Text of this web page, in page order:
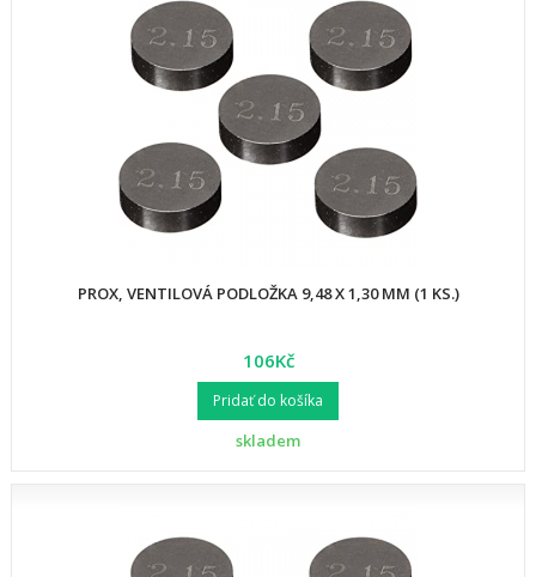
PROX, VENTILOVÁ PODLOŽKA 9,48 X 1,30 MM (1 KS.)
106Kč
Pridať do košíka
skladem